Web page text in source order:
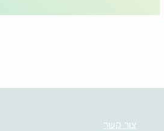
צור קשר